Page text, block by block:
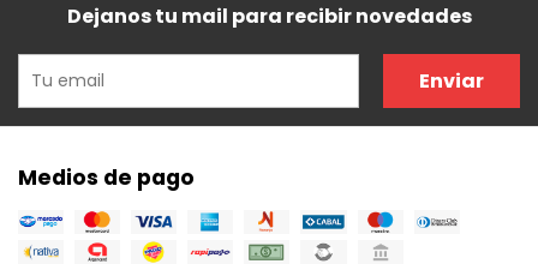
Dejanos tu mail para recibir novedades
Enviar
Medios de pago